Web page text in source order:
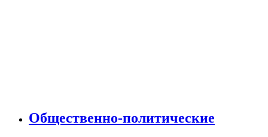
Общественно-политические